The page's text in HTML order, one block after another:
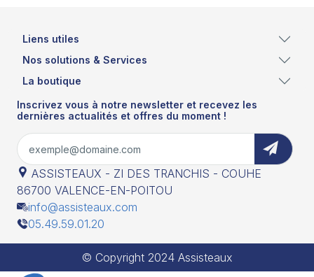
Liens utiles
Nos solutions & Services
La boutique
Inscrivez vous à notre newsletter et recevez les
dernières actualités et offres du moment !
ASSISTEAUX - ZI DES TRANCHIS - COUHE
86700 VALENCE-EN-POITOU
info@assisteaux.com
05.49.59.01.20
© Copyright 2024 Assisteaux